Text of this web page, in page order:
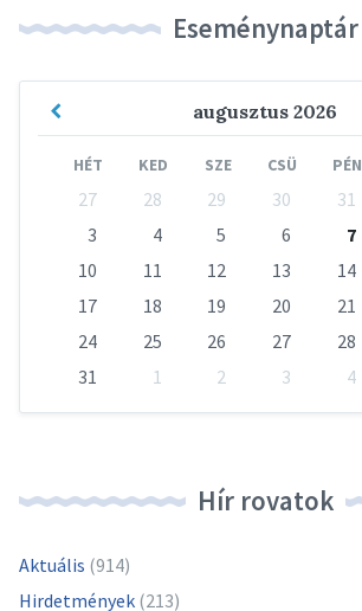
Eseménynaptár
augusztus 2026
Previous
HÉT KED SZE CSÜ PÉN
calendar
27 28 29 30 31
3
4 5 6 7
10
11 12 13 14
17
18 19 20 21
24
25 26 27 28
31
1 2 3 4
Hír rovatok
Aktuális (914)
Hirdetmények (213)